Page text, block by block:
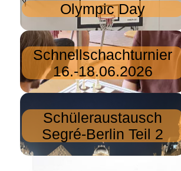
Olympic Day
Schnellschachturnier
16.-18.06.2026
Schüleraustausch
Segré-Berlin Teil 2